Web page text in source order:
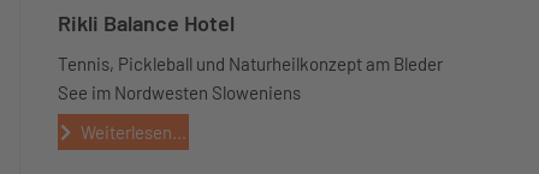
Rikli Balance Hotel
Tennis, Pickleball und Naturheilkonzept am Bleder
See im Nordwesten Sloweniens
Weiterlesen...